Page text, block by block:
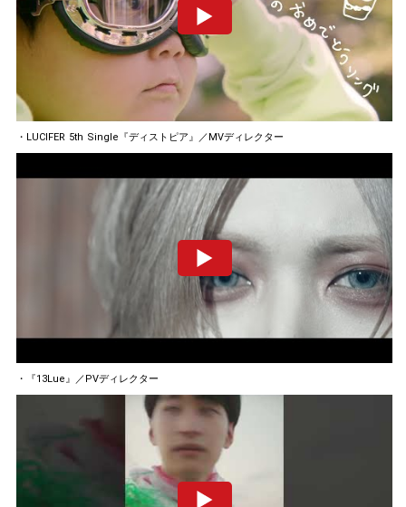
・LUCIFER 5th Single『ディストピア』／MVディレクター
・『13Lue』／PVディレクター